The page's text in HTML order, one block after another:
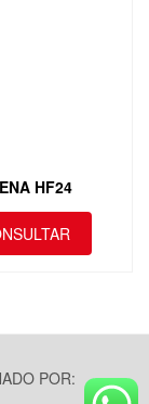
HF24
POR: